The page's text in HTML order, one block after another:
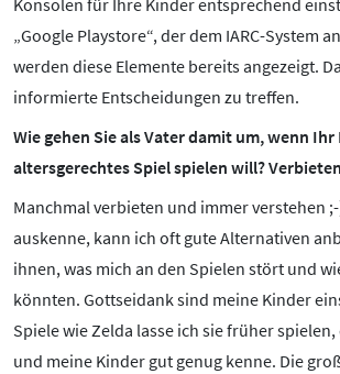
Konsolen für Ihre Kinder entsprechend
„Google Playstore“, der dem IARC-System
werden diese Elemente bereits angezeigt.
informierte Entscheidungen zu treffen.
Wie gehen Sie als Vater damit um, wenn
altersgerechtes Spiel spielen will?
Manchmal verbieten und immer verstehen
auskenne, kann ich oft gute Alternativen
ihnen, was mich an den Spielen stört und
könnten. Gottseidank sind meine Kinder
Spiele wie Zelda lasse ich sie früher
und meine Kinder gut genug kenne. Die